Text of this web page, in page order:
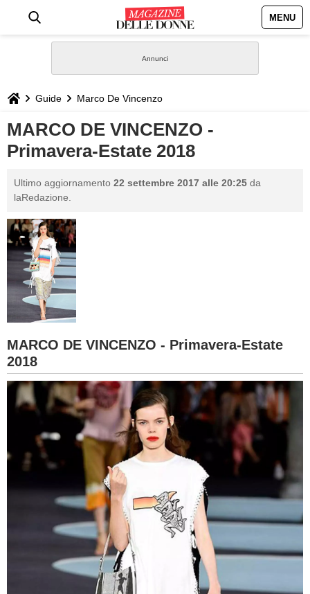
MENU
STILE
BIOGRAFIE
DEFINIZIONI
GASTRONOMIA
CAPELLI
SESSO
DIETA
GUIDE
FORUM
Guide Marco De Vincenzo
MARCO DE VINCENZO -
Primavera-Estate 2018
Ultimo aggiornamento 22 settembre 2017 alle 20:25 da
laRedazione.
MARCO DE VINCENZO - Primavera-Estate
2018